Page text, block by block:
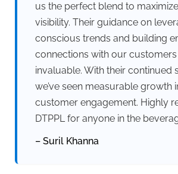
us the perfect blend to
visibility. Their guidance on
conscious trends and building
connections with our customers
invaluable. With their continued
we’ve seen measurable growth
customer engagement. Highly
DTPPL for anyone in the
– Suril Khanna